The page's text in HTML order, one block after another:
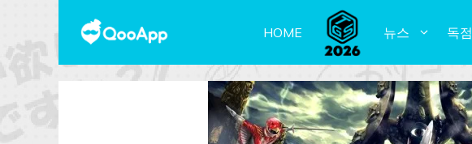
HOME 뉴스 독점